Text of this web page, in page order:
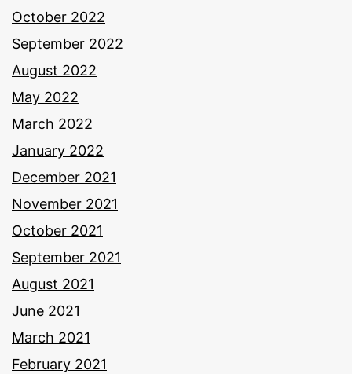
October 2022
September 2022
August 2022
May 2022
March 2022
January 2022
December 2021
November 2021
October 2021
September 2021
August 2021
June 2021
March 2021
February 2021